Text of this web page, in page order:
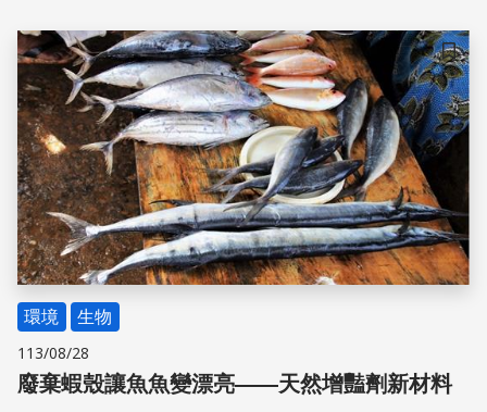
以轉製成為固體再生燃料，也因為它具有熱能，所以可以替
代化石燃料（如：煤炭）的使用。
儲存
環境 生物
113/08/28
廢棄蝦殼讓魚魚變漂亮——天然增豔劑新材料